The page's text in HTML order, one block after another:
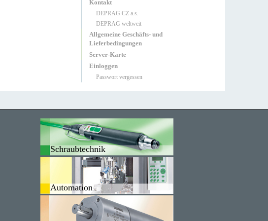
Kontakt
DEPRAG CZ a.s.
DEPRAG weltweit
Allgemeine Geschäfts- und
Lieferbedingungen
Server-Karte
Einloggen
Passwort vergessen
Schraubtechnik
Automation